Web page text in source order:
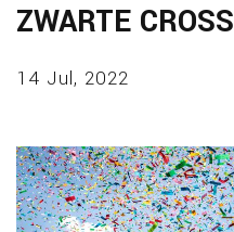
ZWARTE CROSS
14 Jul, 2022